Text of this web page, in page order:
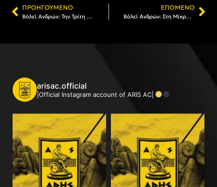
ΠΡΟΗΓΟΎΜΕΝΟ
Βόλεϊ Ανδρών: Την Τρίτη (18/2) με Φοίνικα Σύρου για το Κύπελλο
ΕΠΌΜΕΝΟ
Βόλεϊ Ανδρών: Στη Μίκρα με Πανερυθραϊκό ο ΑΡΗΣ (Κυριακή 23/02, 18:00)
arisac.official
|Official Instagram account of ARIS AC|